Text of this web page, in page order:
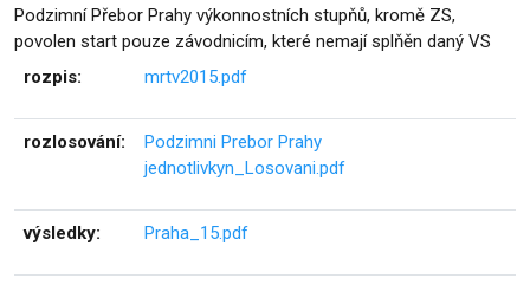
Podzimní Přebor Prahy výkonnostních stupňů, kromě ZS,
povolen start pouze závodnicím, které nemají splňěn daný VS
rozpis:
mrtv2015.pdf
rozlosování:
Podzimni Prebor Prahy
jednotlivkyn_Losovani.pdf
výsledky: Praha_15.pdf